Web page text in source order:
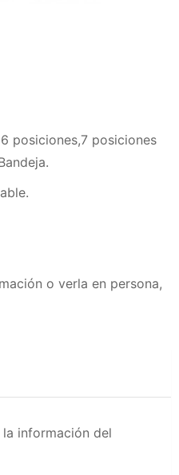
posiciones,7 posiciones
o verla en persona,
información del